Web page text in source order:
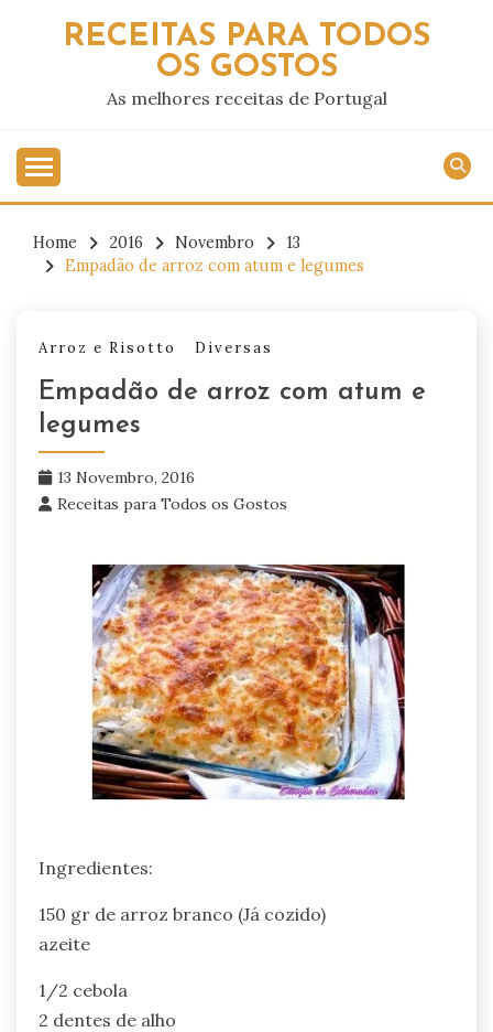
RECEITAS PARA TODOS
OS GOSTOS
As melhores receitas de Portugal
Home 2016 Novembro
13
Empadão de arroz com atum e legumes
Arroz e Risotto Diversas
Empadão de arroz com atum e
legumes
13 Novembro, 2016
Receitas para Todos os Gostos
Ingredientes:
150 gr de arroz branco (Já cozido)
azeite
1/2 cebola
2 dentes de alho